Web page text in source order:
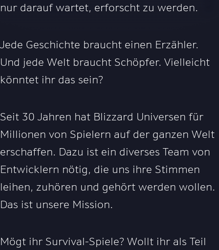
nur darauf wartet, erforscht zu werden.
Jede Geschichte braucht einen Erzähler.
Und jede Welt braucht Schöpfer. Vielleicht
könntet ihr das sein?
Seit 30 Jahren hat Blizzard Universen für
Millionen von Spielern auf der ganzen Welt
erschaffen. Dazu ist ein diverses Team von
Entwicklern nötig, die uns ihre Stimmen
leihen, zuhören und gehört werden wollen.
Das ist unsere Mission.
Mögt ihr Survival-Spiele? Wollt ihr als Teil